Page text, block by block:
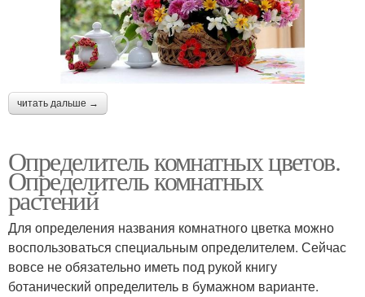
читать дальше →
Определитель комнатных цветов.
Определитель комнатных
растений
Для определения названия комнатного цветка можно
воспользоваться специальным определителем. Сейчас
вовсе не обязательно иметь под рукой книгу
ботанический определитель в бумажном варианте.